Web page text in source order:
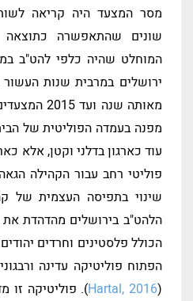
מסר המצעד היה קריאה
שונים שהתאפשרה כתוצאה
המוחלט שהיה כלפי להט"ב
מאותה שנה
מפנה בעמדה הפוליטית של
עוד כארגון בדלני וקטן, אלא
פוליטי רחב עבור הקהילה
שינוי בתפיסה העצמית של
הלהט"ב בירושלים מהדהדת
הכולל פלסטינים וחרדים
הפתוח פוליטיקה עדינה
(
Hartal, 2016). פוליטיקה זו